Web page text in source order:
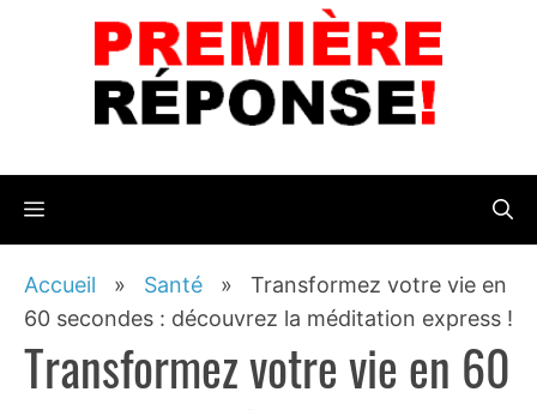
Menu
Accueil » Santé » Transformez votre vie en
60 secondes : découvrez la méditation express !
Transformez votre vie en 60